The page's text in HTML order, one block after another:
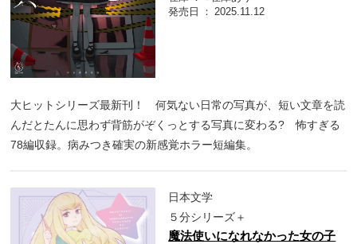
発売日
2025.11.12
大ヒットシリーズ最新刊！ 何気ない日常の写真が、短い文章を読
んだとたんに思わず背筋がぞくっとする写真に変わる? 怖すぎる
78編収録。病みつき確実の新感覚ホラー短編集。
日本文学
５分シリーズ＋
魔法使いになれなかった女の子